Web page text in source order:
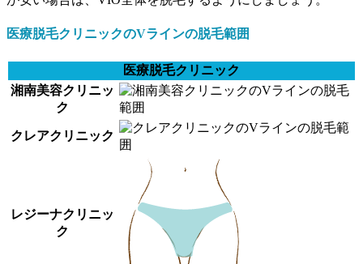
医療脱毛クリニックのVラインの脱毛範囲
医療脱毛クリニック
湘南美容クリニッ
ク
クレアクリニック
レジーナクリニッ
ク